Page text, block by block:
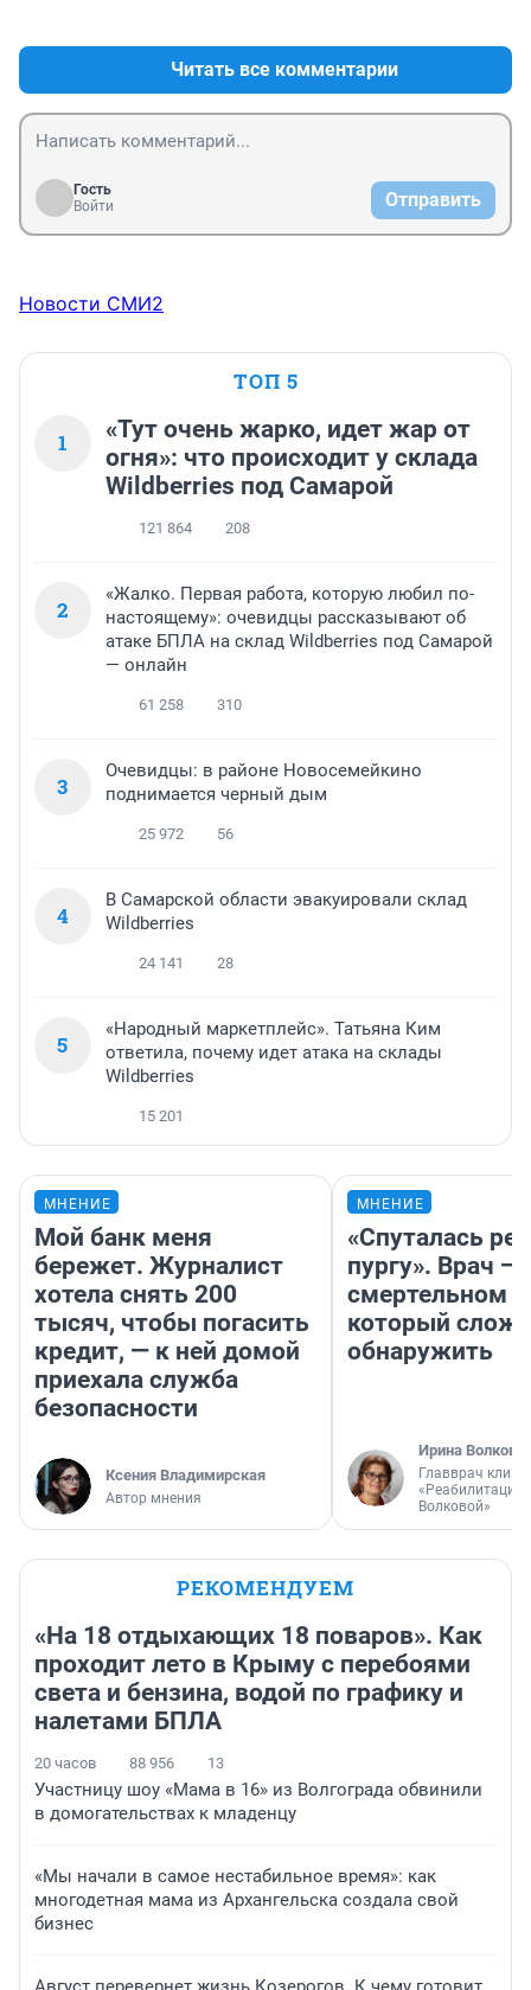
Читать все комментарии
Гость
Войти
Отправить
Новости СМИ2
ТОП 5
1
«Тут очень жарко, идет жар от
огня»: что происходит у склада
Wildberries под Самарой
121 864 208
2
«Жалко. Первая работа, которую любил по-
настоящему»: очевидцы рассказывают об
атаке БПЛА на склад Wildberries под Самарой
— онлайн
61 258 310
3
Очевидцы: в районе Новосемейкино
поднимается черный дым
25 972 56
4
В Самарской области эвакуировали склад
Wildberries
24 141 28
5
«Народный маркетплейс». Татьяна Ким
ответила, почему идет атака на склады
Wildberries
15 201
МНЕНИЕ
Мой банк меня
бережет. Журналист
хотела снять 200
тысяч, чтобы погасить
кредит, — к ней домой
приехала служба
безопасности
Ксения Владимирская
Автор мнения
МНЕНИЕ
«Спуталась
пургу». Врач —
смертельном
который
обнаружить
Ирина Волкова
Главврач
«Реабилитация
Волковой»
РЕКОМЕНДУЕМ
«На 18 отдыхающих 18 поваров». Как
проходит лето в Крыму с перебоями
света и бензина, водой по графику и
налетами БПЛА
20 часов 88 956 13
Участницу шоу «Мама в 16» из Волгограда обвинили
в домогательствах к младенцу
«Мы начали в самое нестабильное время»: как
многодетная мама из Архангельска создала свой
бизнес